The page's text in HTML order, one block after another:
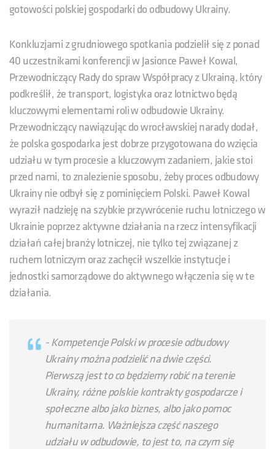
gotowości polskiej gospodarki do odbudowy Ukrainy.
Konkluzjami z grudniowego spotkania podzielił się z ponad
40 uczestnikami konferencji w Jasionce Paweł Kowal,
Przewodniczący Rady do spraw Współpracy z Ukrainą, który
podkreślił, że transport, logistyka oraz lotnictwo będą
kluczowymi elementami roli w odbudowie Ukrainy.
Przewodniczący nawiązując do wrocławskiej narady dodał,
że polska gospodarka jest dobrze przygotowana do wzięcia
udziału w tym procesie a kluczowym zadaniem, jakie stoi
przed nami, to znalezienie sposobu, żeby proces odbudowy
Ukrainy nie odbył się z pominięciem Polski. Paweł Kowal
wyraził nadzieję na szybkie przywrócenie ruchu lotniczego w
Ukrainie poprzez aktywne działania na rzecz intensyfikacji
działań całej branży lotniczej, nie tylko tej związanej z
ruchem lotniczym oraz zachęcił wszelkie instytucje i
jednostki samorządowe do aktywnego włączenia się w te
działania.
- Kompetencje Polski w procesie odbudowy
Ukrainy można podzielić na dwie części.
Pierwszą jest to co będziemy robić na terenie
Ukrainy, różne polskie kontrakty gospodarcze i
społeczne albo jako biznes, albo jako pomoc
humanitarna. Ważniejsza część naszego
udziału w odbudowie, to jest to, na czym się